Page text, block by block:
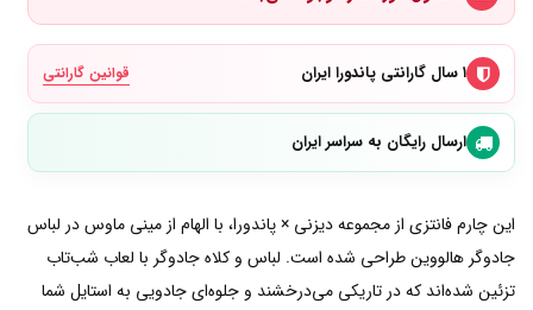
۱ سال گارانتی پاندورا ایران قوانین گارانتی
ارسال رایگان به سراسر ایران
این چارم فانتزی از مجموعه دیزنی × پاندورا، با الهام از مینی ماوس در لباس
جادوگر هالووین طراحی شده است. لباس و کلاه جادوگر با لعاب شب‌تاب
تزئین شده‌اند که در تاریکی می‌درخشند و جلوه‌ای جادویی به استایل شما